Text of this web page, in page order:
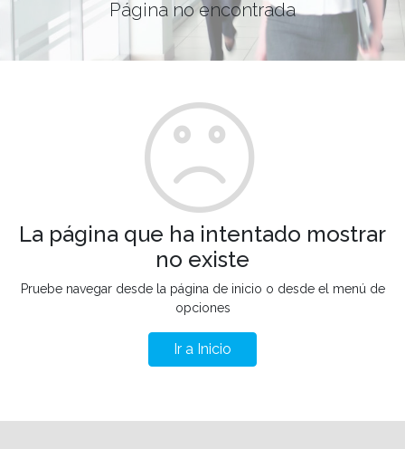
Página no encontrada
La página que ha intentado mostrar
no existe
Pruebe navegar desde la página de inicio o desde el menú de
opciones
Ir a Inicio